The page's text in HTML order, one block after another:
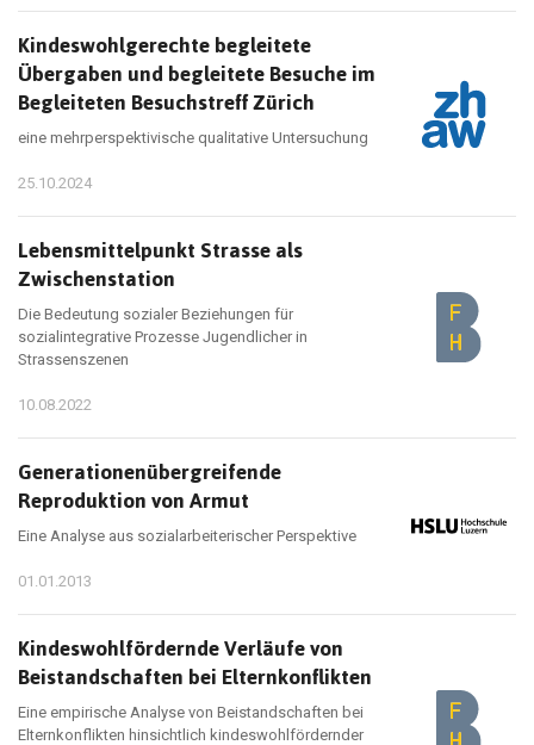
Kindeswohlgerechte begleitete
Übergaben und begleitete Besuche im
Begleiteten Besuchstreff Zürich
eine mehrperspektivische qualitative Untersuchung
25.10.2024
Lebensmittelpunkt Strasse als
Zwischenstation
Die Bedeutung sozialer Beziehungen für
sozialintegrative Prozesse Jugendlicher in
Strassenszenen
10.08.2022
Generationenübergreifende
Reproduktion von Armut
Eine Analyse aus sozialarbeiterischer Perspektive
01.01.2013
Kindeswohlfördernde Verläufe von
Beistandschaften bei Elternkonflikten
Eine empirische Analyse von Beistandschaften bei
Elternkonflikten hinsichtlich kindeswohlfördernder